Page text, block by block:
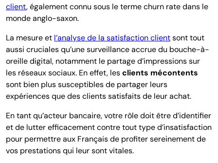
client, également connu sous le terme churn rate dans le
monde anglo-saxon.
La mesure et l’analyse de la satisfaction clientsont tout
aussi cruciales qu’une surveillance accrue du bouche-à-
oreille digital, notamment le partage d’impressions sur
les réseaux sociaux. En effet, lesclients mécontents
sont bien plus susceptibles de partager leurs
expériences que des clients satisfaits de leur achat.
En tant qu’acteur bancaire, votre rôle doit être d’identifier
et de lutter efficacement contre tout type d’insatisfaction
pour permettre aux Français de profiter sereinement de
vos prestations qui leur sont vitales.